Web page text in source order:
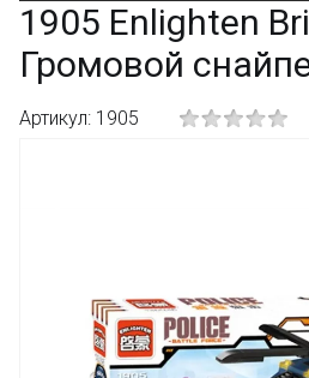
1905 Enlighten
Громовой
Артикул: 1905